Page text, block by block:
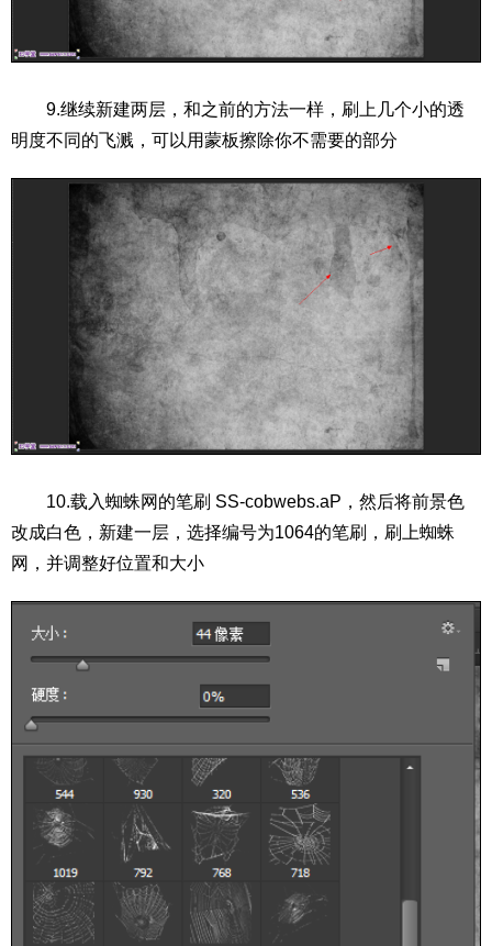
9.继续新建两层，和之前的方法一样，刷上几个小的透
明度不同的飞溅，可以用蒙板擦除你不需要的部分
10.载入蜘蛛网的笔刷 SS-cobwebs.aP，然后将前景色
改成白色，新建一层，选择编号为1064的笔刷，刷上蜘蛛
网，并调整好位置和大小